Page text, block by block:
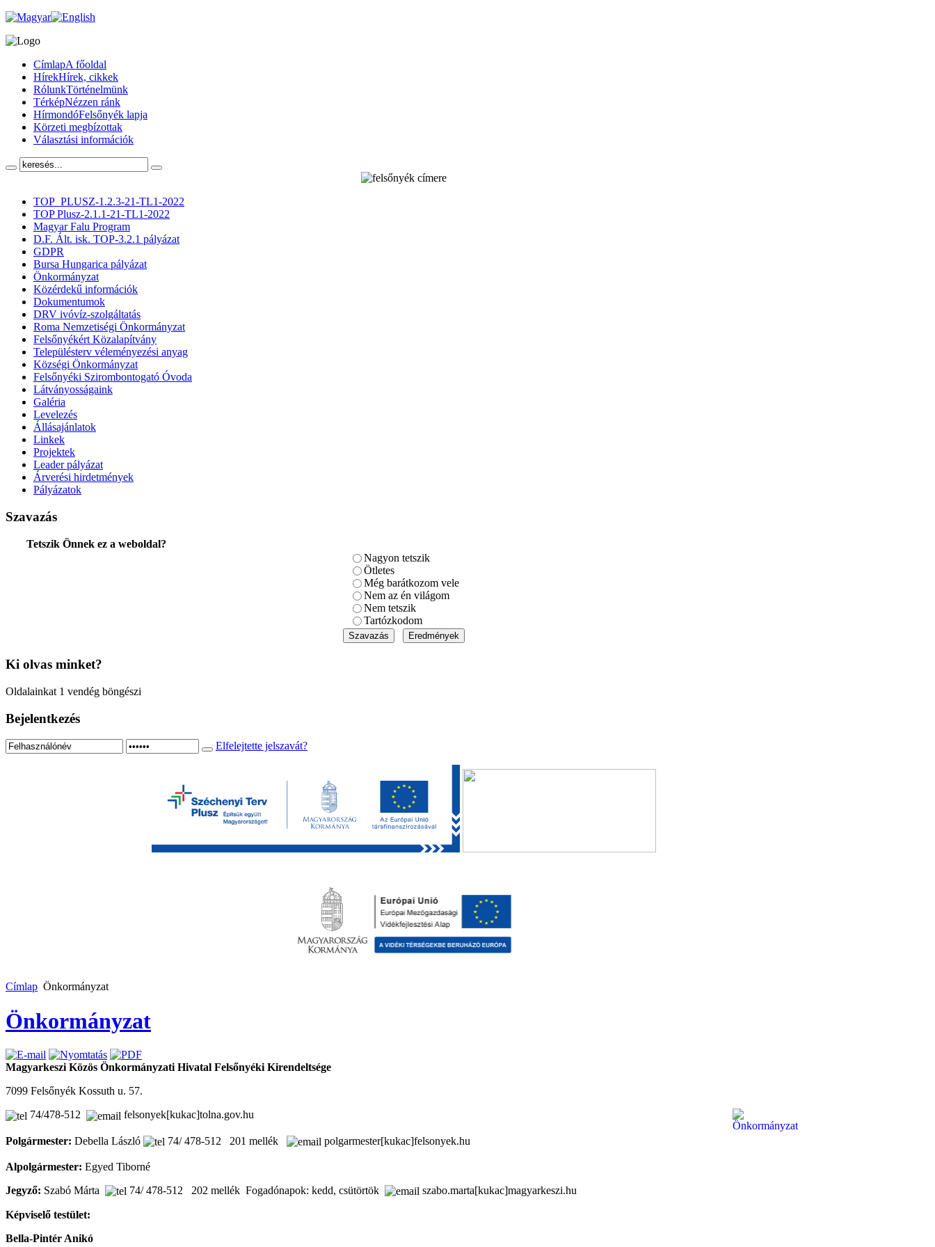
CímlapA főoldal
HírekHírek, cikkek
RólunkTörténelmünk
TérképNézzen ránk
HírmondóFelsőnyék lapja
Körzeti megbízottak
Választási információk
TOP_PLUSZ-1.2.3-21-TL1-2022
TOP Plusz-2.1.1-21-TL1-2022
Magyar Falu Program
D.F. Ált. isk. TOP-3.2.1 pályázat
GDPR
Bursa Hungarica pályázat
Önkormányzat
Közérdekű információk
Dokumentumok
DRV ivóvíz-szolgáltatás
Roma Nemzetiségi Önkormányzat
Felsőnyékért Közalapítvány
Településterv véleményezési anyag
Községi Önkormányzat
Felsőnyéki Szirombontogató Óvoda
Látványosságaink
Galéria
Levelezés
Állásajánlatok
Linkek
Projektek
Leader pályázat
Árverési hirdetmények
Pályázatok
Szavazás
Tetszik Önnek ez a weboldal?
Nagyon tetszik
Ötletes
Még barátkozom vele
Nem az én világom
Nem tetszik
Tartózkodom
Ki olvas minket?
Oldalainkat 1 vendég böngészi
Bejelentkezés
Elfelejtette jelszavát?
Címlap Önkormányzat
Önkormányzat
Magyarkeszi Közös Önkormányzati Hivatal Felsőnyéki Kirendeltsége
7099 Felsőnyék Kossuth u. 57.
74/478-512
felsonyek[kukac]tolna.gov.hu
Polgármester: Debella László 74/ 478-512 201 mellék polgarmester[kukac]felsonyek.hu
Alpolgármester: Egyed Tiborné
Jegyző: Szabó Márta 74/ 478-512 202 mellék Fogadónapok: kedd, csütörtök szabo.marta[kukac]magyarkeszi.hu
Képviselő testület:
Bella-Pintér Anikó